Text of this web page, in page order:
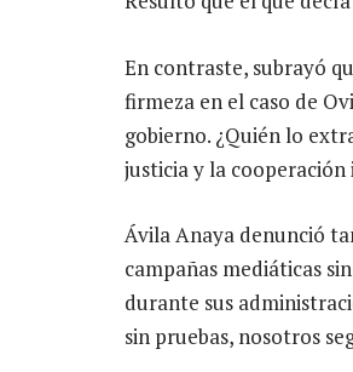
En contraste, subrayó
firmeza en el caso de
gobierno. ¿Quién lo
justicia y la
Ávila Anaya denunció
campañas mediáticas
durante sus
sin pruebas, nosotros